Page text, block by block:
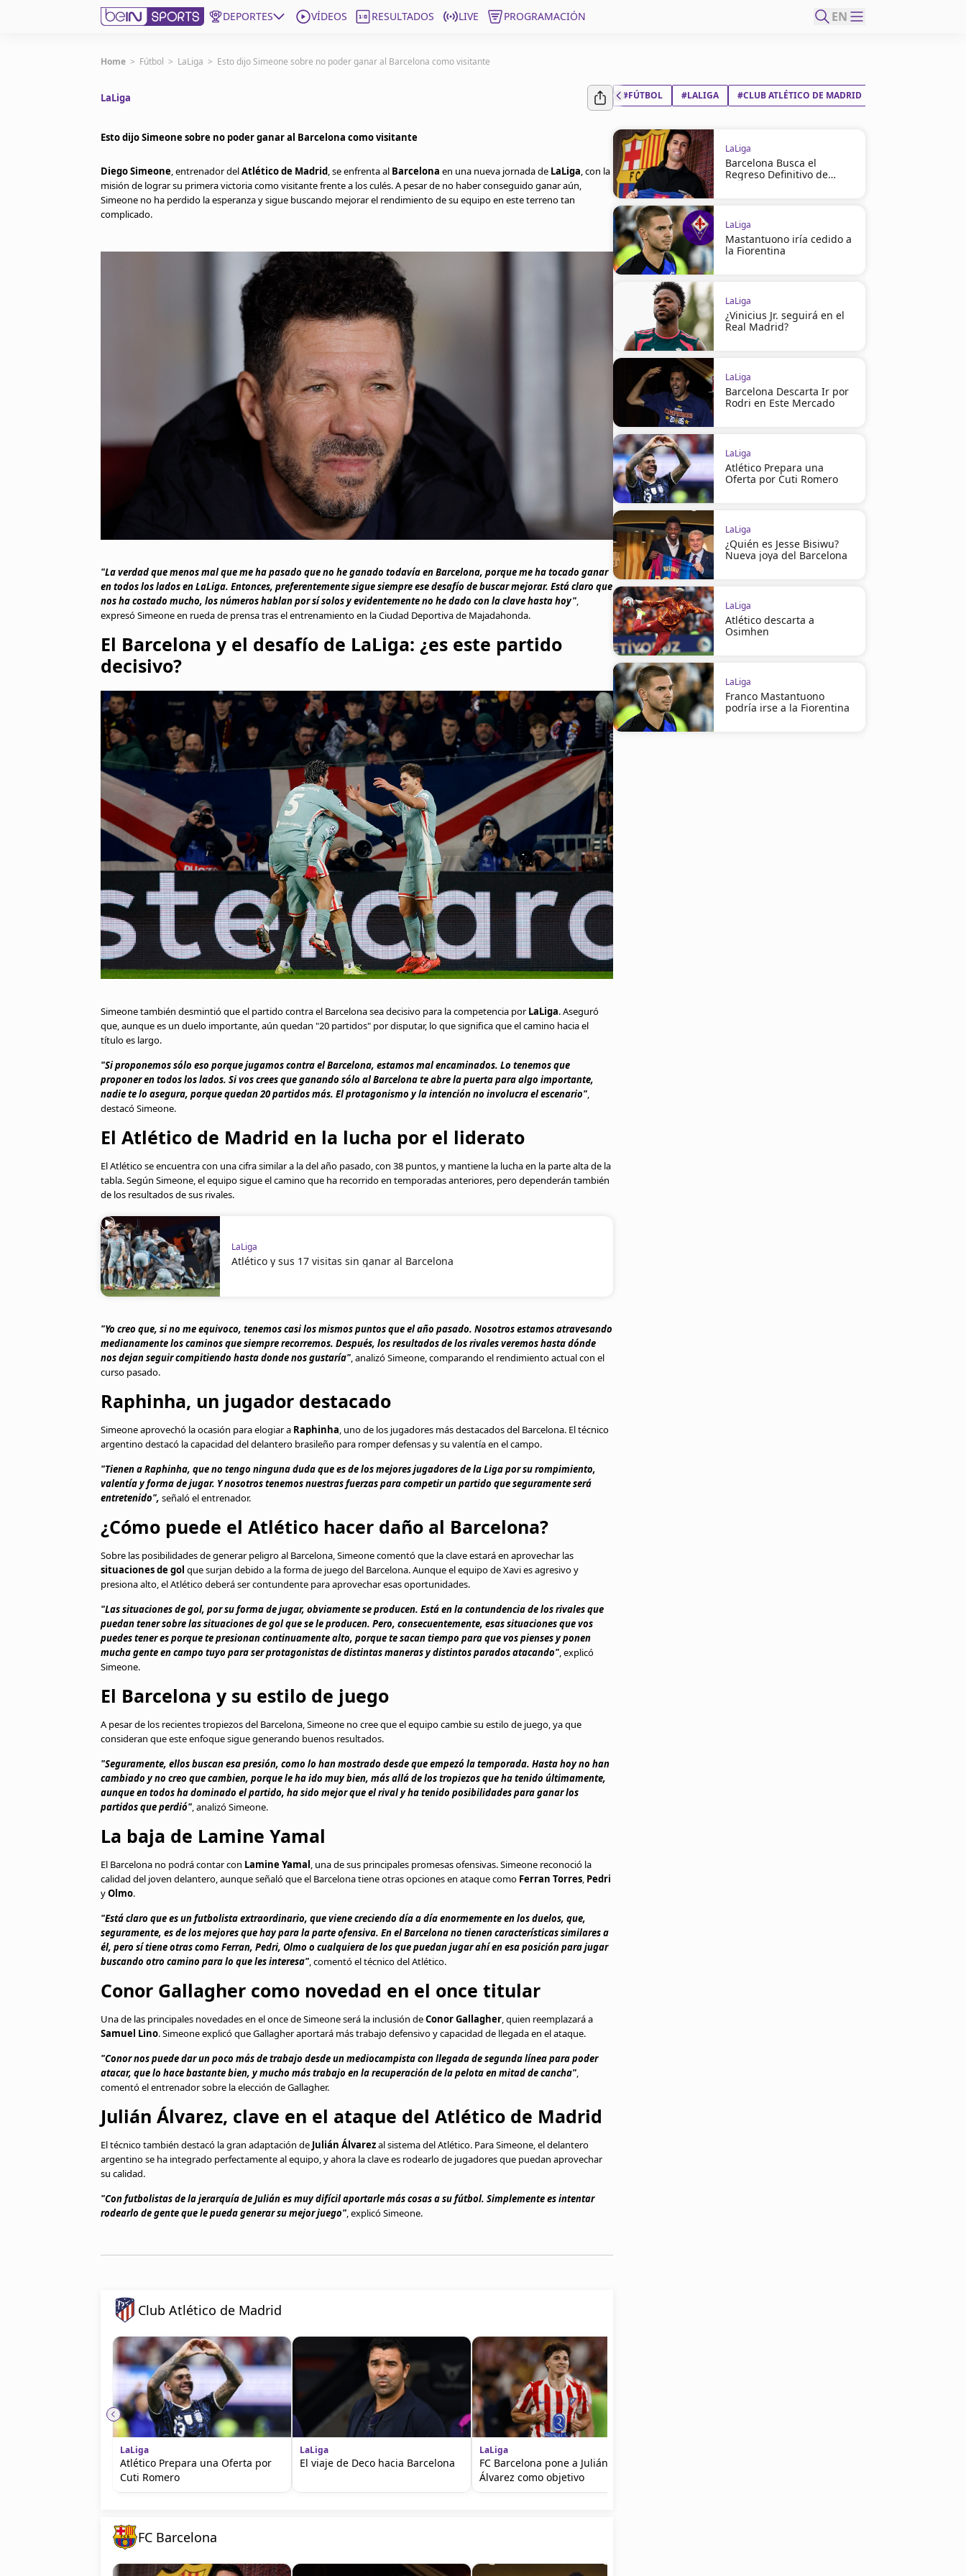
DEPORTES VÍDEOS RESULTADOS LIVE PROGRAMACIÓN EN
Get Bein
United States
Administrar notificaciones
Home > Fútbol > LaLiga > Esto dijo Simeone sobre no poder ganar al Barcelona como visitante
LaLiga
Esto dijo Simeone sobre no poder ganar al Barcelona como visitante
Diego Simeone, entrenador delAtlético de Madrid, se enfrenta al Barcelona en una nueva jornada de LaLiga, con la
misión de lograr su primera victoria como visitante frente a los culés. A pesar de no haber conseguido ganar aún,
Simeone no ha perdido la esperanza y sigue buscando mejorar el rendimiento de su equipo en este terreno tan
complicado.
"La verdad que menos mal que me ha pasado que no he ganado todavía en Barcelona, porque me ha tocado ganar
en todos los lados en LaLiga. Entonces, preferentemente sigue siempre ese desafío de buscar mejorar. Está claro que
nos ha costado mucho, los números hablan por sí solos y evidentemente no he dado con la clave hasta hoy",
expresó Simeone en rueda de prensa tras el entrenamiento en la Ciudad Deportiva de Majadahonda.
El Barcelona y el desafío de LaLiga: ¿es este partido
decisivo?
Simeone también desmintió que el partido contra el Barcelona sea decisivo para la competencia porLaLiga. Aseguró
que, aunque es un duelo importante, aún quedan "20 partidos" por disputar, lo que significa que el camino hacia el
título es largo.
"Si proponemos sólo eso porque jugamos contra el Barcelona, estamos mal encaminados. Lo tenemos que
proponer en todos los lados. Si vos crees que ganando sólo al Barcelona te abre la puerta para algo importante,
nadie te lo asegura, porque quedan 20 partidos más. El protagonismo y la intención no involucra el escenario",
destacó Simeone.
El Atlético de Madrid en la lucha por el liderato
El Atlético se encuentra con una cifra similar a la del año pasado, con 38 puntos, y mantiene la lucha en la parte alta de la
tabla. Según Simeone, el equipo sigue el camino que ha recorrido en temporadas anteriores, pero dependerán también
de los resultados de sus rivales.
LaLiga
Atlético y sus 17 visitas sin ganar al Barcelona
"Yo creo que, si no me equivoco, tenemos casi los mismos puntos que el año pasado. Nosotros estamos atravesando
medianamente los caminos que siempre recorremos. Después, los resultados de los rivales veremos hasta dónde
nos dejan seguir compitiendo hasta donde nos gustaría", analizó Simeone, comparando el rendimiento actual con el
curso pasado.
Raphinha, un jugador destacado
Simeone aprovechó la ocasión para elogiar a Raphinha, uno de los jugadores más destacados del Barcelona. El técnico
argentino destacó la capacidad del delantero brasileño para romper defensas y su valentía en el campo.
"Tienen a Raphinha, que no tengo ninguna duda que es de los mejores jugadores de la Liga por su rompimiento,
valentía y forma de jugar. Y nosotros tenemos nuestras fuerzas para competir un partido que seguramente será
entretenido", señaló el entrenador.
¿Cómo puede el Atlético hacer daño al Barcelona?
Sobre las posibilidades de generar peligro al Barcelona, Simeone comentó que la clave estará en aprovechar las
situaciones de gol que surjan debido a la forma de juego del Barcelona. Aunque el equipo de Xavi es agresivo y
presiona alto, el Atlético deberá ser contundente para aprovechar esas oportunidades.
"Las situaciones de gol, por su forma de jugar, obviamente se producen. Está en la contundencia de los rivales que
puedan tener sobre las situaciones de gol que se le producen. Pero, consecuentemente, esas situaciones que vos
puedes tener es porque te presionan continuamente alto, porque te sacan tiempo para que vos pienses y ponen
mucha gente en campo tuyo para ser protagonistas de distintas maneras y distintos parados atacando", explicó
Simeone.
El Barcelona y su estilo de juego
A pesar de los recientes tropiezos del Barcelona, Simeone no cree que el equipo cambie su estilo de juego, ya que
consideran que este enfoque sigue generando buenos resultados.
"Seguramente, ellos buscan esa presión, como lo han mostrado desde que empezó la temporada. Hasta hoy no han
cambiado y no creo que cambien, porque le ha ido muy bien, más allá de los tropiezos que ha tenido últimamente,
aunque en todos ha dominado el partido, ha sido mejor que el rival y ha tenido posibilidades para ganar los
partidos que perdió", analizó Simeone.
La baja de Lamine Yamal
El Barcelona no podrá contar con Lamine Yamal, una de sus principales promesas ofensivas. Simeone reconoció la
calidad del joven delantero, aunque señaló que el Barcelona tiene otras opciones en ataque como Ferran Torres, Pedri
yOlmo.
"Está claro que es un futbolista extraordinario, que viene creciendo día a día enormemente en los duelos, que,
seguramente, es de los mejores que hay para la parte ofensiva. En el Barcelona no tienen características similares a
él, pero sí tiene otras como Ferran, Pedri, Olmo o cualquiera de los que puedan jugar ahí en esa posición para jugar
buscando otro camino para lo que les interesa", comentó el técnico del Atlético.
Conor Gallagher como novedad en el once titular
Una de las principales novedades en el once de Simeone será la inclusión deConor Gallagher, quien reemplazará a
Samuel Lino. Simeone explicó que Gallagher aportará más trabajo defensivo y capacidad de llegada en el ataque.
"Conor nos puede dar un poco más de trabajo desde un mediocampista con llegada de segunda línea para poder
atacar, que lo hace bastante bien, y mucho más trabajo en la recuperación de la pelota en mitad de cancha",
comentó el entrenador sobre la elección de Gallagher.
Julián Álvarez, clave en el ataque del Atlético de Madrid
El técnico también destacó la gran adaptación de Julián Álvarezal sistema del Atlético. Para Simeone, el delantero
argentino se ha integrado perfectamente al equipo, y ahora la clave es rodearlo de jugadores que puedan aprovechar
su calidad.
"Con futbolistas de la jerarquía de Julián es muy difícil aportarle más cosas a su fútbol. Simplemente es intentar
rodearlo de gente que le pueda generar su mejor juego", explicó Simeone.
Club Atlético de Madrid
LaLiga
Atlético Prepara una Oferta por
Cuti Romero
LaLiga
El viaje de Deco hacia Barcelona
LaLiga
FC Barcelona pone a Julián
Álvarez como objetivo
FC Barcelona
#FÚTBOL #LALIGA #CLUB ATLÉTICO DE MADRID
LaLiga
Barcelona Busca el
Regreso Definitivo de
LaLiga
Mastantuono iría cedido a
la Fiorentina
LaLiga
¿Vinicius Jr. seguirá en el
Real Madrid?
LaLiga
Barcelona Descarta Ir por
Rodri en Este Mercado
LaLiga
Atlético Prepara una
Oferta por Cuti Romero
LaLiga
¿Quién es Jesse Bisiwu?
Nueva joya del Barcelona
LaLiga
Atlético descarta a
Osimhen
LaLiga
Franco Mastantuono
podría irse a la Fiorentina